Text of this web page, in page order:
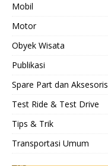
Mobil
Motor
Obyek Wisata
Publikasi
Spare Part dan Aksesoris
Test Ride & Test Drive
Tips & Trik
Transportasi Umum